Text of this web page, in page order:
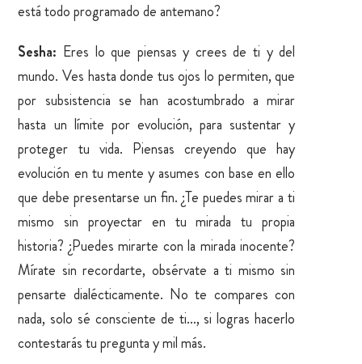
está todo programado de antemano?
Sesha: Eres lo que piensas y crees de ti y del
mundo. Ves hasta donde tus ojos lo permiten, que
por subsistencia se han acostumbrado a mirar
hasta un límite por evolución, para sustentar y
proteger tu vida. Piensas creyendo que hay
evolución en tu mente y asumes con base en ello
que debe presentarse un fin. ¿Te puedes mirar a ti
mismo sin proyectar en tu mirada tu propia
historia? ¿Puedes mirarte con la mirada inocente?
Mírate sin recordarte, obsérvate a ti mismo sin
pensarte dialécticamente. No te compares con
nada, solo sé consciente de ti…, si logras hacerlo
contestarás tu pregunta y mil más.